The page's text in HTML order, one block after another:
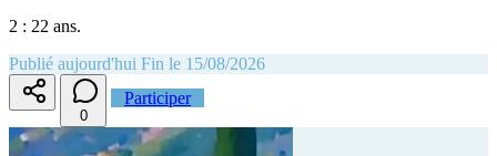
2 : 22 ans.
Publié aujourd'hui Fin le 15/08/2026
0
Participer